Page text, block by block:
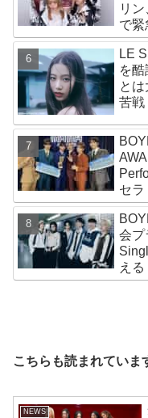
リ
で
主張
LE
を
と
苦戦
セラ
ージ
ー
魅了
会プ
え
決定
こちらも読まれていま
NEWS